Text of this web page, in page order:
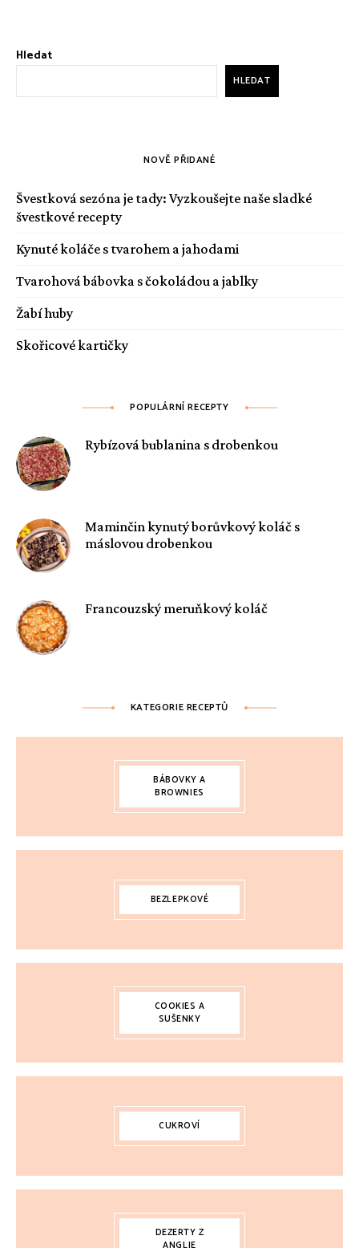
Hledat
HLEDAT
NOVĚ PŘIDANÉ
Švestková sezóna je tady: Vyzkoušejte naše sladké
švestkové recepty
Kynuté koláče s tvarohem a jahodami
Tvarohová bábovka s čokoládou a jablky
Žabí huby
Skořicové kartičky
POPULÁRNÍ RECEPTY
Rybízová bublanina s drobenkou
Maminčin kynutý borůvkový koláč s
máslovou drobenkou
Francouzský meruňkový koláč
KATEGORIE RECEPTŮ
BÁBOVKY A
BROWNIES
BEZLEPKOVÉ
COOKIES A
SUŠENKY
CUKROVÍ
DEZERTY Z